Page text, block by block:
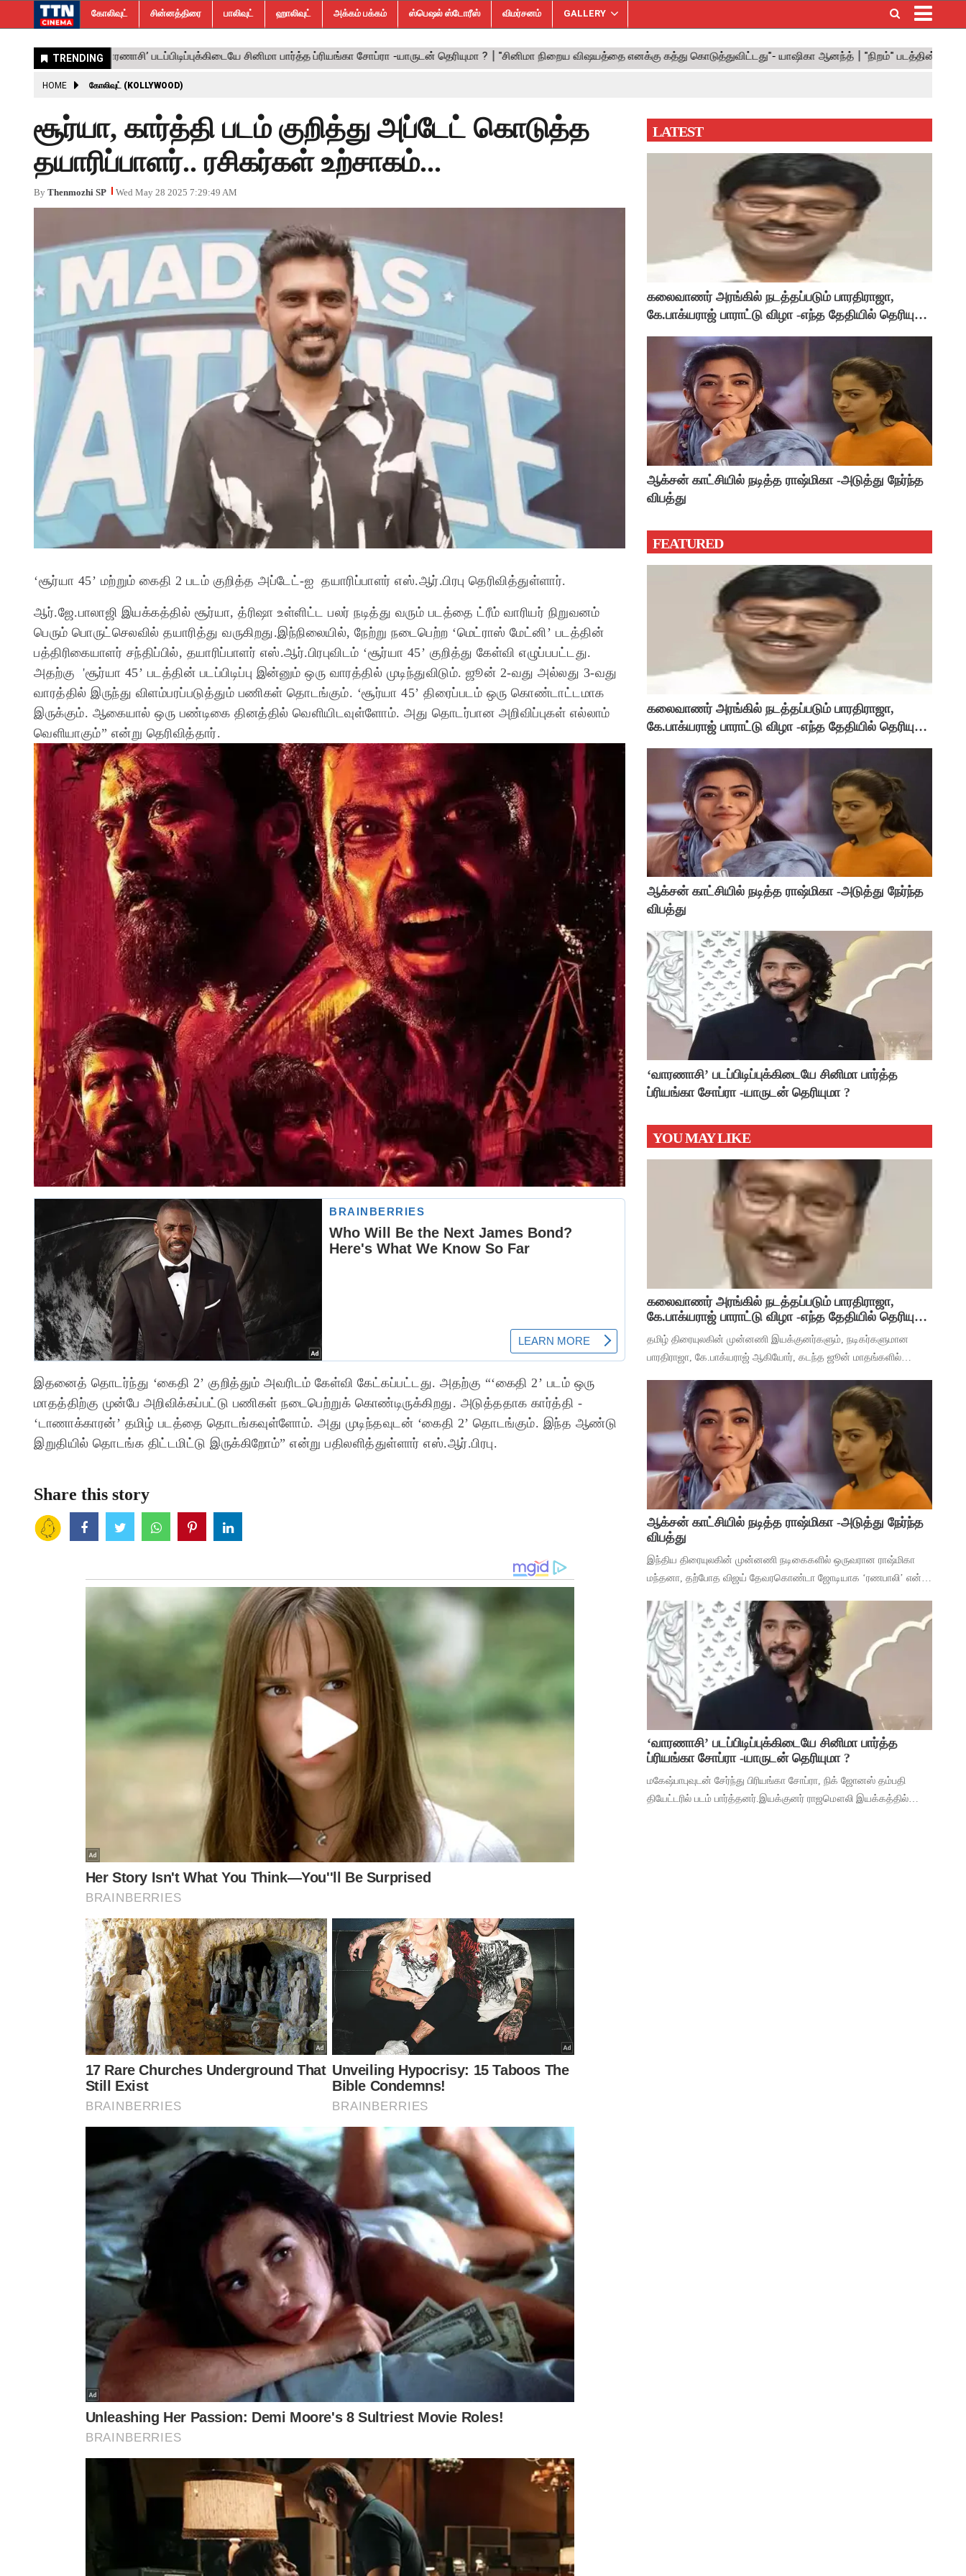
கோலிவுட் சின்னத்திரை பாலிவுட் ஹாலிவுட் அக்கம் பக்கம் ஸ்பெஷல் ஸ்டோரீஸ் விமர்சனம் GALLERY
HOME கோலிவுட் (KOLLYWOOD)
சூர்யா, கார்த்தி படம் குறித்து அப்டேட் கொடுத்த
தயாரிப்பாளர்.. ரசிகர்கள் உற்சாகம்...
By Thenmozhi SP Wed May 28 2025 7:29:49 AM
‘சூர்யா 45’ மற்றும் கைதி 2 படம் குறித்த அப்டேட்-ஐ தயாரிப்பாளர் எஸ்.ஆர்.பிரபு தெரிவித்துள்ளார்.
ஆர்.ஜே.பாலாஜி இயக்கத்தில் சூர்யா, த்ரிஷா உள்ளிட்ட பலர் நடித்து வரும் படத்தை ட்ரீம் வாரியர் நிறுவனம்
பெரும் பொருட்செலவில் தயாரித்து வருகிறது.இந்நிலையில், நேற்று நடைபெற்ற ‘மெட்ராஸ் மேட்னி’ படத்தின்
பத்திரிகையாளர் சந்திப்பில், தயாரிப்பாளர் எஸ்.ஆர்.பிரபுவிடம் ‘சூர்யா 45’ குறித்து கேள்வி எழுப்பபட்டது.
அதற்கு 'சூர்யா 45’ படத்தின் படப்பிடிப்பு இன்னும் ஒரு வாரத்தில் முடிந்துவிடும். ஜூன் 2-வது அல்லது 3-வது
வாரத்தில் இருந்து விளம்பரப்படுத்தும் பணிகள் தொடங்கும். ‘சூர்யா 45’ திரைப்படம் ஒரு கொண்டாட்டமாக
இருக்கும். ஆகையால் ஒரு பண்டிகை தினத்தில் வெளியிடவுள்ளோம். அது தொடர்பான அறிவிப்புகள் எல்லாம்
வெளியாகும்” என்று தெரிவித்தார்.
இதனைத் தொடர்ந்து ‘கைதி 2’ குறித்தும் அவரிடம் கேள்வி கேட்கப்பட்டது. அதற்கு “‘கைதி 2’ படம் ஒரு
மாதத்திற்கு முன்பே அறிவிக்கப்பட்டு பணிகள் நடைபெற்றுக் கொண்டிருக்கிறது. அடுத்ததாக கார்த்தி -
‘டாணாக்காரன்’ தமிழ் படத்தை தொடங்கவுள்ளோம். அது முடிந்தவுடன் ‘கைதி 2’ தொடங்கும். இந்த ஆண்டு
இறுதியில் தொடங்க திட்டமிட்டு இருக்கிறோம்” என்று பதிலளித்துள்ளார் எஸ்.ஆர்.பிரபு.
Share this story
LATEST
கலைவாணர் அரங்கில் நடத்தப்படும் பாரதிராஜா,
கே.பாக்யராஜ் பாராட்டு விழா -எந்த தேதியில் தெரியுமா
ஆக்சன் காட்சியில் நடித்த ராஷ்மிகா -அடுத்து நேர்ந்த
விபத்து
FEATURED
கலைவாணர் அரங்கில் நடத்தப்படும் பாரதிராஜா,
கே.பாக்யராஜ் பாராட்டு விழா -எந்த தேதியில் தெரியுமா
ஆக்சன் காட்சியில் நடித்த ராஷ்மிகா -அடுத்து நேர்ந்த
விபத்து
‘வாரணாசி’ படப்பிடிப்புக்கிடையே சினிமா பார்த்த
ப்ரியங்கா சோப்ரா -யாருடன் தெரியுமா ?
YOU MAY LIKE
கலைவாணர் அரங்கில் நடத்தப்படும் பாரதிராஜா,
கே.பாக்யராஜ் பாராட்டு விழா -எந்த தேதியில் தெரியுமா
தமிழ் திரையுலகின் முன்னணி இயக்குனர்களும், நடிகர்களுமான
பாரதிராஜா, கே.பாக்யராஜ் ஆகியோர், கடந்த ஜூன் மாதங்களில்
சாதனைகளை பாராட்டி கவுரவிக்கும் வகையில்,
ஆக்சன் காட்சியில் நடித்த ராஷ்மிகா -அடுத்து நேர்ந்த
விபத்து
இந்திய திரையுலகின் முன்னணி நடிகைகளில் ஒருவரான ராஷ்மிகா
மந்தனா, தற்போத விஜய் தேவரகொண்டா ஜோடியாக ‘ரணபாலி’ என்ற
முக்கியத்துவம் கொண்ட ‘மைசா’ என்ற படத
‘வாரணாசி’ படப்பிடிப்புக்கிடையே சினிமா பார்த்த
ப்ரியங்கா சோப்ரா -யாருடன் தெரியுமா ?
மகேஷ்பாபுவுடன் சேர்ந்து பிரியங்கா சோப்ரா, நிக் ஜோனஸ் தம்பதி
தியேட்டரில் படம் பார்த்தனர்.இயக்குனர் ராஜமௌலி இயக்கத்தில்